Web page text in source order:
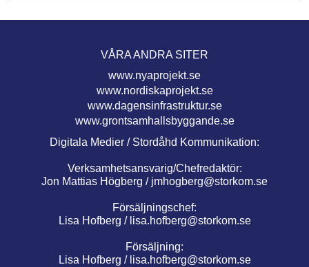
VÅRA ANDRA SITER
www.nyaprojekt.se
www.nordiskaprojekt.se
www.dagensinfrastruktur.se
www.grontsamhallsbyggande.se
Digitala Medier / Stordåhd Kommunikation:
Verksamhetsansvarig/Chefredaktör:
Jon Mattias Högberg / jmhogberg@storkom.se
Försäljningschef:
Lisa Hofberg / lisa.hofberg@storkom.se
Försäljning:
Lisa Hofberg / lisa.hofberg@storkom.se